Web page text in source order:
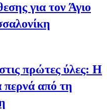
για τον Άγιο
πρώτες ύλες: Η
περνά από τη